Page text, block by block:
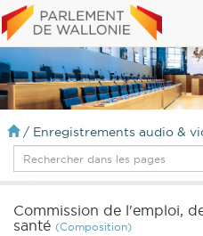
/ Enregistrements audio &
Commission de l'emploi,
santé (Composition)